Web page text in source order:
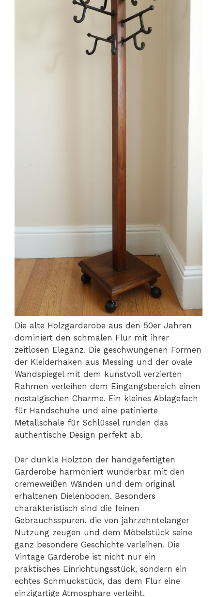
Die alte Holzgarderobe aus den 50er Jahren
dominiert den schmalen Flur mit ihrer
zeitlosen Eleganz. Die geschwungenen Formen
der Kleiderhaken aus Messing und der ovale
Wandspiegel mit dem kunstvoll verzierten
Rahmen verleihen dem Eingangsbereich einen
nostalgischen Charme. Ein kleines Ablagefach
für Handschuhe und eine patinierte
Metallschale für Schlüssel runden das
authentische Design perfekt ab.
Der dunkle Holzton der handgefertigten
Garderobe harmoniert wunderbar mit den
cremeweißen Wänden und dem original
erhaltenen Dielenboden. Besonders
charakteristisch sind die feinen
Gebrauchsspuren, die von jahrzehntelanger
Nutzung zeugen und dem Möbelstück seine
ganz besondere Geschichte verleihen. Die
Vintage Garderobe ist nicht nur ein
praktisches Einrichtungsstück, sondern ein
echtes Schmuckstück, das dem Flur eine
einzigartige Atmosphäre verleiht.